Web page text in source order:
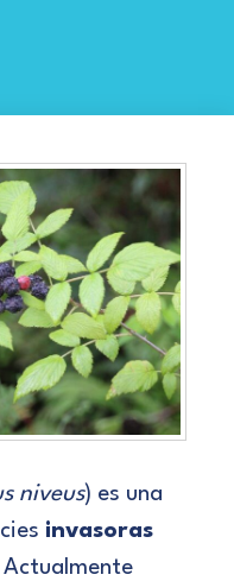
niveus) es una
invasoras